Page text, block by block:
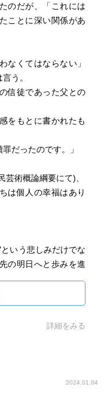
のだが、「これには
ことに深い関係があ
なくてはならない」
う。
信徒であった父との
をもとに書かれたも
だったのです。」
術概論綱要にて)、
は個人の幸福はあり
いう悲しみだけでな
の明日へと歩みを進
ないための舞台とし
はなんとなく分かる
いるが、私が受けた
詳細をみる
2024.01.04